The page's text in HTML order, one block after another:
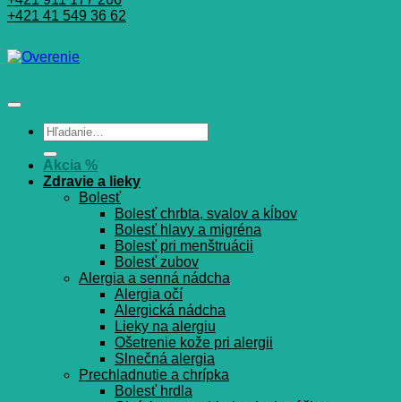
+421 41 549 36 62
Hľadať:
Akcia %
Zdravie a lieky
Bolesť
Bolesť chrbta, svalov a kĺbov
Bolesť hlavy a migréna
Bolesť pri menštruácii
Bolesť zubov
Alergia a senná nádcha
Alergia očí
Alergická nádcha
Lieky na alergiu
Ošetrenie kože pri alergii
Slnečná alergia
Prechladnutie a chrípka
Bolesť hrdla